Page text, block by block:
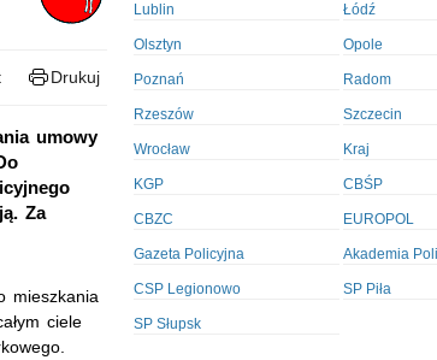
Drukuj
umowy
Za
mieszkania
ciele
Lublin Łódź
Olsztyn Opole
Poznań Radom
Rzeszów Szczecin
Wrocław Kraj
KGP CBŚP
CBZC EUROPOL
Gazeta Policyjna Akademia
CSP Legionowo SP Piła
SP Słupsk